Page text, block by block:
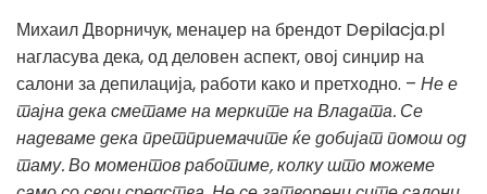
Михаил Дворничук, менаџер на брендот Depilacja.pl
нагласува дека, од деловен аспект, овој синџир на
салони за депилација, работи како и претходно. – Не е
тајна дека сметаме на мерките на Владата. Се
надеваме дека претприемачите ќе добијат помош од
таму. Во моментов работиме, колку што можеме